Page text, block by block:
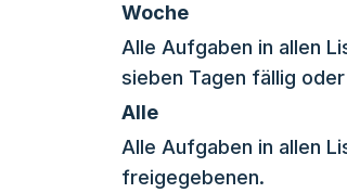
Woche
Alle Aufgaben in allen
sieben Tagen fällig
Alle
Alle Aufgaben in allen
freigegebenen.